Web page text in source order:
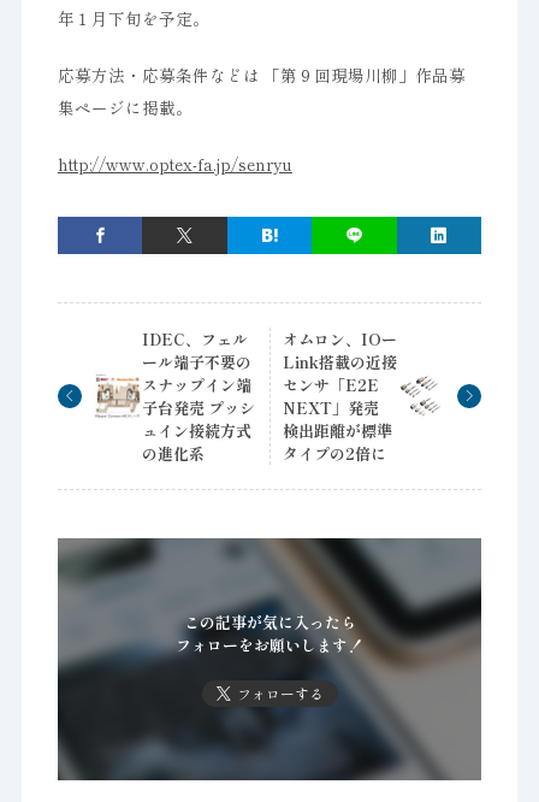
年１月下旬を予定。
応募方法・応募条件などは 「第９回現場川柳」作品募
集ページに掲載。
http://www.optex-fa.jp/senryu
IDEC、フェル
ール端子不要の
スナップイン端
子台発売 プッシ
ュイン接続方式
の進化系
オムロン、IOー
Link搭載の近接
センサ「E2E
NEXT」発売
検出距離が標準
タイプの2倍に
この記事が気に入ったら
フォローをお願いします！
フォローする